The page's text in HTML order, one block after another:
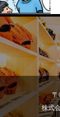
〒
株式